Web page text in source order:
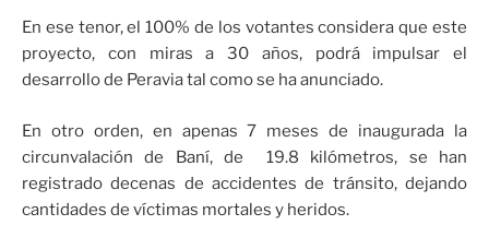
En ese tenor, el 100% de los votantes considera que este
proyecto, con miras a 30 años, podrá impulsar el
desarrollo de Peravia tal como se ha anunciado.
En otro orden, en apenas 7 meses de inaugurada la
circunvalación de Baní, de 19.8 kilómetros, se han
registrado decenas de accidentes de tránsito, dejando
cantidades de víctimas mortales y heridos.